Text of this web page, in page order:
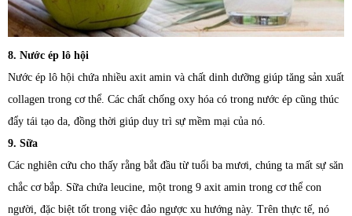
8. Nước ép lô hội
Nước ép lô hội chứa nhiều axit amin và chất dinh dưỡng giúp tăng sản xuất
collagen trong cơ thể. Các chất chống oxy hóa có trong nước ép cũng thúc
đẩy tái tạo da, đồng thời giúp duy trì sự mềm mại của nó.
9. Sữa
Các nghiên cứu cho thấy rằng bắt đầu từ tuổi ba mươi, chúng ta mất sự săn
chắc cơ bắp. Sữa chứa leucine, một trong 9 axit amin trong cơ thể con
người, đặc biệt tốt trong việc đảo ngược xu hướng này. Trên thực tế, nó